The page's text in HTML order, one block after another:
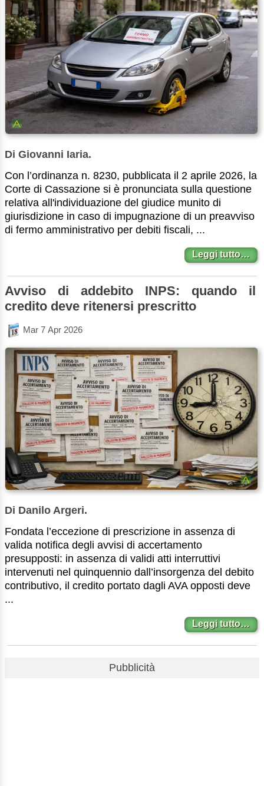
Di Giovanni Iaria.
Con l’ordinanza n. 8230, pubblicata il 2 aprile 2026, la
Corte di Cassazione si è pronunciata sulla questione
relativa all'individuazione del giudice munito di
giurisdizione in caso di impugnazione di un preavviso
di fermo amministrativo per debiti fiscali, ...
Leggi tutto…
Avviso di addebito INPS: quando il
credito deve ritenersi prescritto
Mar 7 Apr 2026
Di Danilo Argeri.
Fondata l’eccezione di prescrizione in assenza di
valida notifica degli avvisi di accertamento
presupposti: in assenza di validi atti interruttivi
intervenuti nel quinquennio dall’insorgenza del debito
contributivo, il credito portato dagli AVA opposti deve
...
Leggi tutto…
Pubblicità